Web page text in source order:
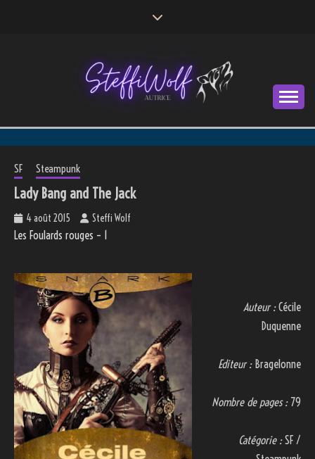
STEFFI WOLF
SF Steampunk
Lady Bang and The Jack
4 août 2015 Steffi Wolf
Les Foulards rouges – 1
Auteur :Cécile
Duquenne
Editeur :Bragelonne
Nombre de pages :79
Catégorie :SF /